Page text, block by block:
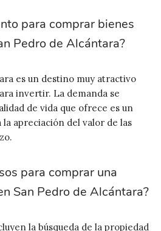
para comprar bienes
Pedro de Alcántara?
es un destino muy atractivo
invertir. La demanda se
de vida que ofrece es un
apreciación del valor de las
para comprar una
San Pedro de Alcántara?
la búsqueda de la propiedad